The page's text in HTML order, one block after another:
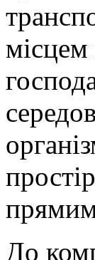
місцем
До